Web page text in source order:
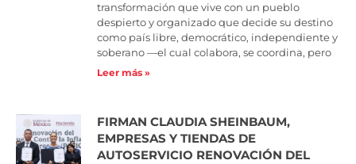
transformación que vive con un pueblo
despierto y organizado que decide su destino
como país libre, democrático, independiente y
soberano —el cual colabora, se coordina, pero
Leer más »
FIRMAN CLAUDIA SHEINBAUM,
EMPRESAS Y TIENDAS DE
AUTOSERVICIO RENOVACIÓN DEL